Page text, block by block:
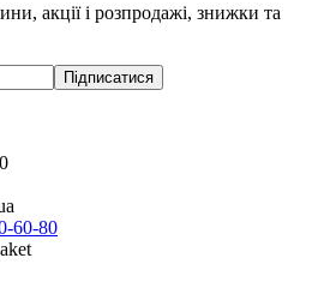
акції і розпродажі, знижки та
Підписатися
60-80